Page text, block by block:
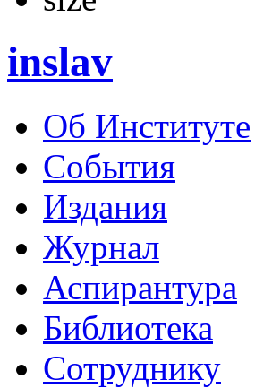
inslav
Об Институте
События
Издания
Журнал
Аспирантура
Библиотека
Сотруднику